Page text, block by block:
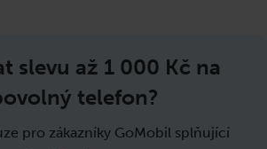
slevu až 1 000 Kč na
telefon?
pro zákazníky GoMobil splňující